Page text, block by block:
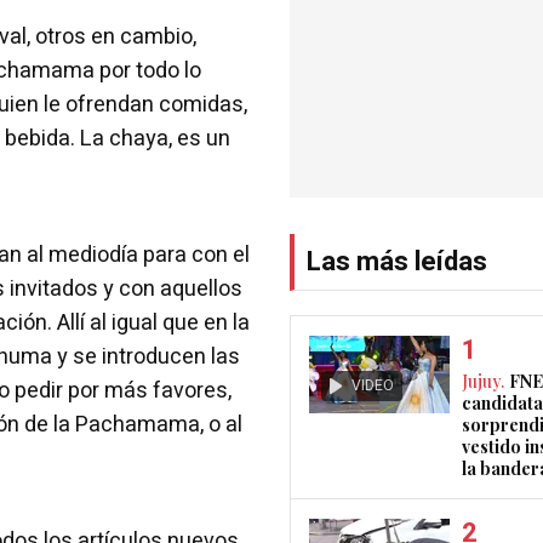
otros en cambio,
por todo lo
le ofrendan comidas,
La chaya, es un
al mediodía para con el
y con aquellos
Allí al igual que en la
y se introducen las
pedir por más favores,
de la Pachamama, o al
Las más leídas
VIDEO Jujuy.
candidata
vestido
la